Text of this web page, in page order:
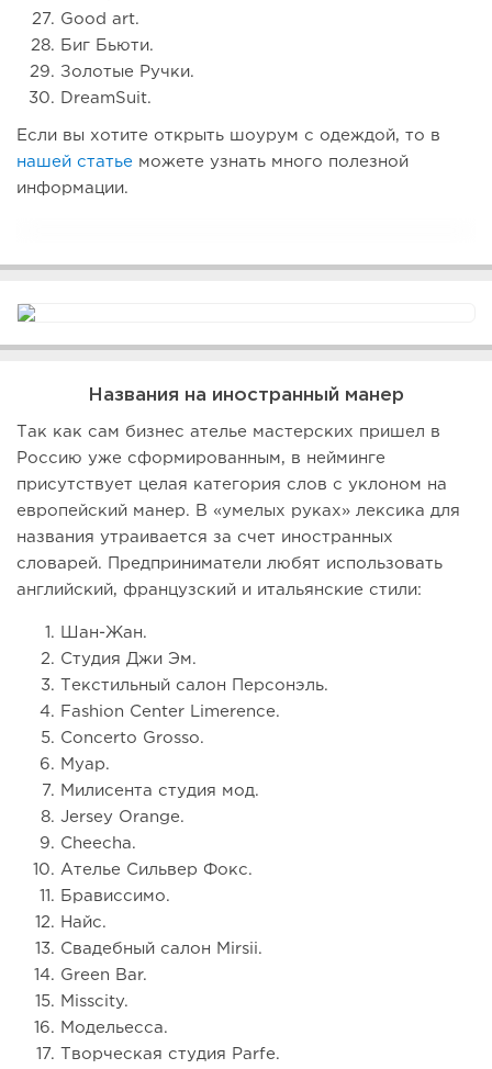
Good art.
Биг Бьюти.
Золотые Ручки.
DreamSuit.
Если вы хотите открыть шоурум с одеждой, то в
нашей статье можете узнать много полезной
информации.
Названия на иностранный манер
Так как сам бизнес ателье мастерских пришел в
Россию уже сформированным, в нейминге
присутствует целая категория слов с уклоном на
европейский манер. В «умелых руках» лексика для
названия утраивается за счет иностранных
словарей. Предприниматели любят использовать
английский, французский и итальянские стили:
Шан-Жан.
Студия Джи Эм.
Текстильный салон Персонэль.
Fashion Center Limerence.
Concerto Grosso.
Муар.
Милисента студия мод.
Jersey Orange.
Cheecha.
Ателье Сильвер Фокс.
Брависсимо.
Найс.
Свадебный салон Mirsii.
Green Bar.
Misscity.
Модельесса.
Творческая студия Parfe.